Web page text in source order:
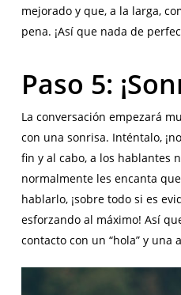
mejorado y que, a la larga,
pena. ¡Así que nada de
Paso 5:
La conversación empezará
con una sonrisa. Inténtalo,
fin y al cabo, a los hablantes
normalmente les encanta
hablarlo, ¡sobre todo si es
esforzando al máximo! Así
contacto con un “hola” y una